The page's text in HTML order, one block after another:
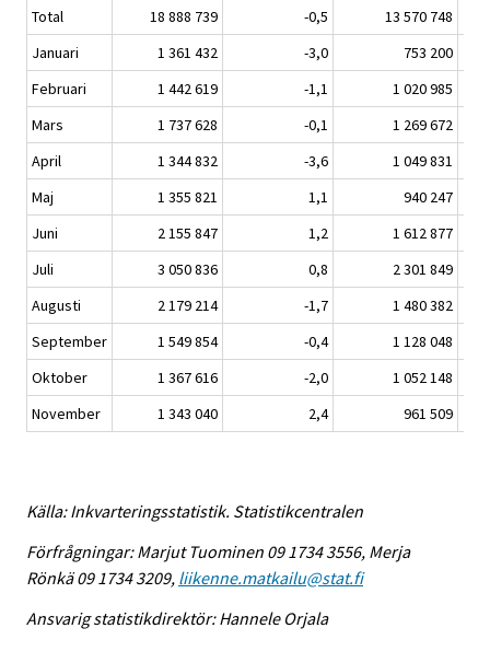
Total
18 888 739 -0,5
13 570 748
Januari
1 361 432 -3,0
753 200
Februari
1 442 619 -1,1
1 020 985
Mars
1 737 628 -0,1
1 269 672
April
1 344 832 -3,6
1 049 831
Maj
1 355 821 1,1
940 247
Juni
2 155 847 1,2
1 612 877
Juli
3 050 836 0,8
2 301 849
Augusti
2 179 214 -1,7
1 480 382
September
1 549 854 -0,4
1 128 048
Oktober
1 367 616 -2,0
1 052 148
November
1 343 040 2,4 961 509
Källa: Inkvarteringsstatistik. Statistikcentralen
Förfrågningar: Marjut Tuominen 09 1734 3556, Merja
Rönkä 09 1734 3209, liikenne.matkailu@stat.fi
Ansvarig statistikdirektör: Hannele Orjala